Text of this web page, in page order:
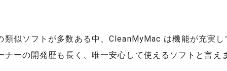
類似ソフトが多数ある中、CleanMyMac は機能が充実し
ナーの開発歴も長く、唯一安心して使えるソフトと言え